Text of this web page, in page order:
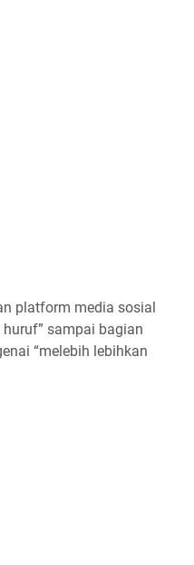
platform media sosial
sampai bagian
“melebih lebihkan